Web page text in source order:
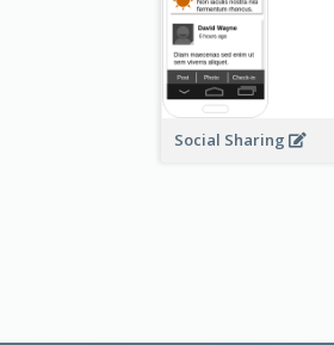
Social Sharing